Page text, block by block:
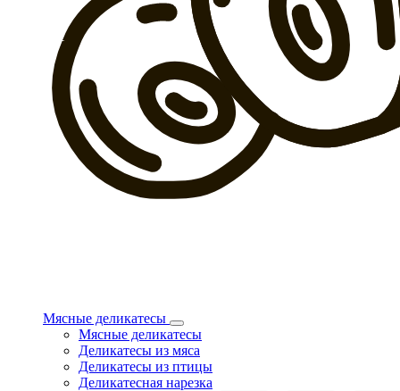
Мясные деликатесы
Мясные деликатесы
Деликатесы из мяса
Деликатесы из птицы
Деликатесная нарезка